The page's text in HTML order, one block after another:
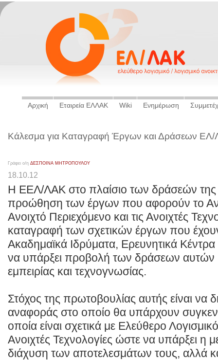
Αρχική Εταιρεία ΕΛΛΑΚ Wiki Ενημέρωση
Κάλεσμα για Καταγραφή Έργων και Δράσεων
Γράφει ο/η ΔΕΣΠΟΙΝΑ ΜΗΤΡΟΠΟΥΛΟΥ
18.10.12
Η ΕΕΛ/ΛΑΚ στο πλαίσιο των δράσεών της
προώθηση των έργων που αφορούν το
Ανοιχτό Περιεχόμενο και τις Ανοιχτές
καταγραφή των σχετικών έργων που
Ακαδημαϊκά Ιδρύματα, Ερευνητικά
να υπάρξει προβολή των δράσεων αυτών
εμπειρίας και τεχνογνωσίας.
Στόχος της πρωτοβουλίας αυτής είναι να
αναφοράς στο οποίο θα υπάρχουν
οποία είναι σχετικά με Ελεύθερο
Ανοιχτές Τεχνολογίες ώστε να υπάρξει η
διάχυση των αποτελεσμάτων τους, αλλά